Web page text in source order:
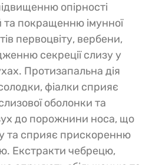
опірності
та покращенню імунної
первоцвіту, вербени,
секреції слизу у
Протизапальна дія
фіалки сприяє
оболонки та
до порожнини носа, що
та сприяє прискоренню
Екстракти чебрецю,